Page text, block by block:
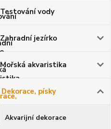
Testování vody
Zahradní jezírko
Mořská akvaristika
Dekorace, písky
Akvarijní dekorace